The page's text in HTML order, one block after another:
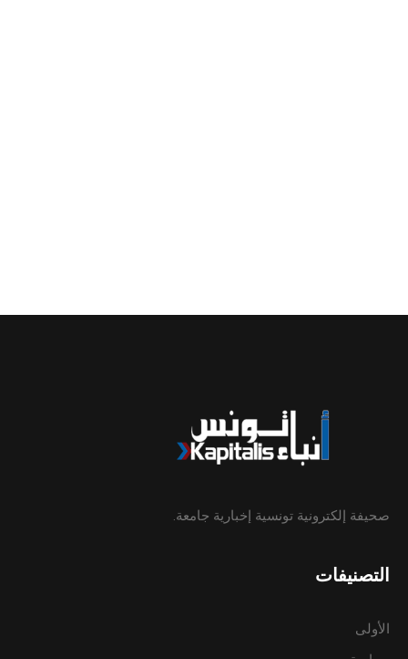
صحيفة إلكترونية تونسية إخبارية جامعة.
التصنيفات
الأولى